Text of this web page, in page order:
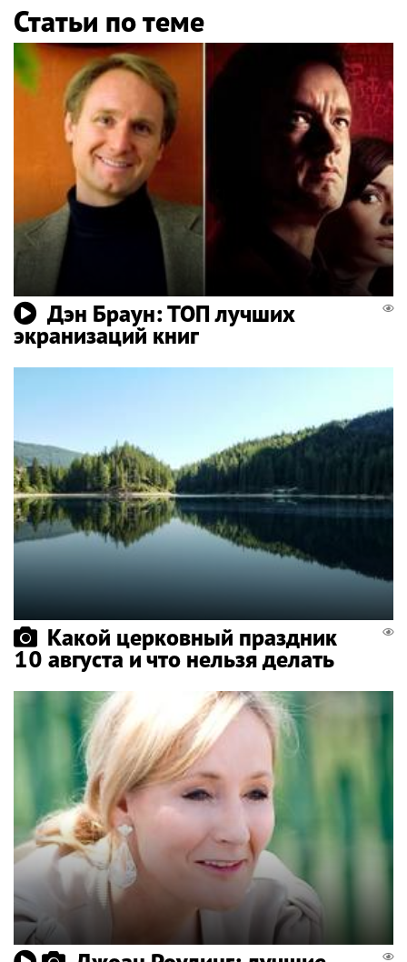
Статьи по теме
Дэн Браун: ТОП лучших
экранизаций книг
Какой церковный праздник
10 августа и что нельзя делать